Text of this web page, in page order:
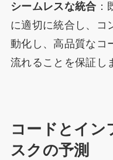
シームレスな統合
に適切に統合し、コ
動化し、高品質なコ
流れることを保証し
コードとイン
スクの予測